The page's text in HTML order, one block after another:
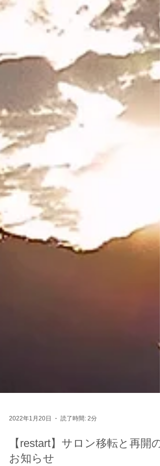
2022年1月20日 読了時間: 2分